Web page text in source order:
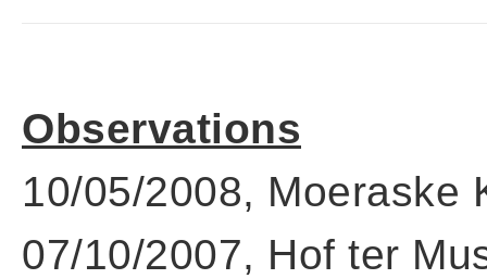
Observations
10/05/2008, Moeraske
07/10/2007, Hof ter